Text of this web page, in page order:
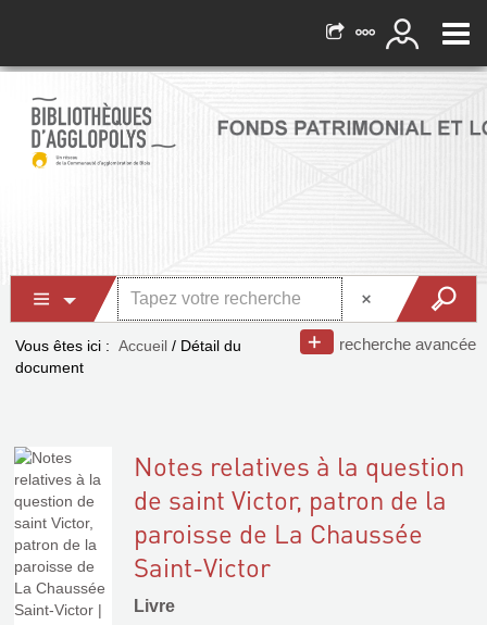
recherche avancée
Vous êtes ici : Accueil / Détail du
document
Notes relatives à la question
de saint Victor, patron de la
paroisse de La Chaussée
Saint-Victor
Livre